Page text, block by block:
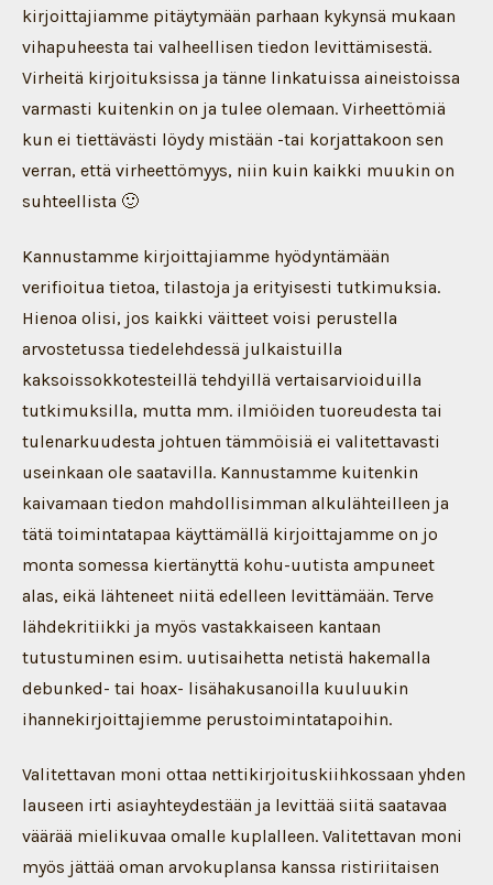
kirjoittajiamme pitäytymään parhaan kykynsä mukaan
vihapuheesta tai valheellisen tiedon levittämisestä.
Virheitä kirjoituksissa ja tänne linkatuissa aineistoissa
varmasti kuitenkin on ja tulee olemaan. Virheettömiä
kun ei tiettävästi löydy mistään -tai korjattakoon sen
verran, että virheettömyys, niin kuin kaikki muukin on
suhteellista 🙂
Kannustamme kirjoittajiamme hyödyntämään
verifioitua tietoa, tilastoja ja erityisesti tutkimuksia.
Hienoa olisi, jos kaikki väitteet voisi perustella
arvostetussa tiedelehdessä julkaistuilla
kaksoissokkotesteillä tehdyillä vertaisarvioiduilla
tutkimuksilla, mutta mm. ilmiöiden tuoreudesta tai
tulenarkuudesta johtuen tämmöisiä ei valitettavasti
useinkaan ole saatavilla. Kannustamme kuitenkin
kaivamaan tiedon mahdollisimman alkulähteilleen ja
tätä toimintatapaa käyttämällä kirjoittajamme on jo
monta somessa kiertänyttä kohu-uutista ampuneet
alas, eikä lähteneet niitä edelleen levittämään. Terve
lähdekritiikki ja myös vastakkaiseen kantaan
tutustuminen esim. uutisaihetta netistä hakemalla
debunked- tai hoax- lisähakusanoilla kuuluukin
ihannekirjoittajiemme perustoimintatapoihin.
Valitettavan moni ottaa nettikirjoituskiihkossaan yhden
lauseen irti asiayhteydestään ja levittää siitä saatavaa
väärää mielikuvaa omalle kuplalleen. Valitettavan moni
myös jättää oman arvokuplansa kanssa ristiriitaisen